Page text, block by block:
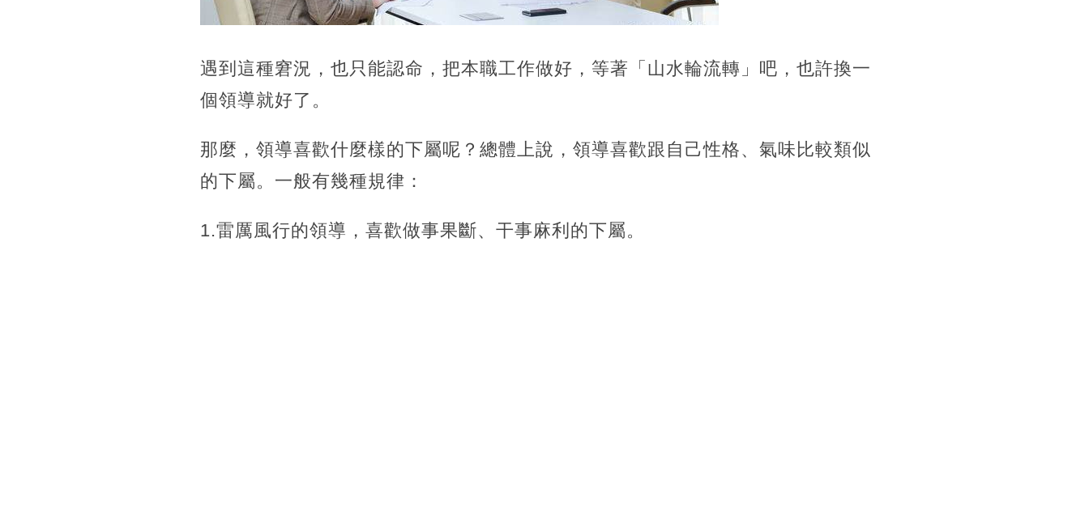
遇到這種窘況，也只能認命，把本職工作做好，等著「山水輪流轉」吧，也許換一
個領導就好了。
那麼，領導喜歡什麼樣的下屬呢？總體上說，領導喜歡跟自己性格、氣味比較類似
的下屬。一般有幾種規律：
1.雷厲風行的領導，喜歡做事果斷、干事麻利的下屬。